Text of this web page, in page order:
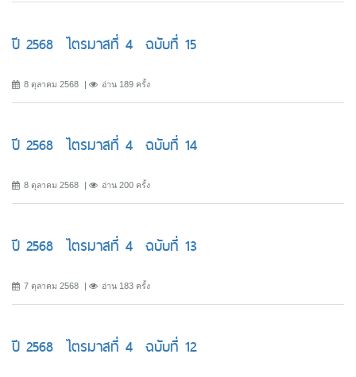
ปี 2568 ไตรมาสที่ 4 ฉบับที่ 15
8 ตุลาคม 2568 อ่าน 189 ครั้ง
ปี 2568 ไตรมาสที่ 4 ฉบับที่ 14
8 ตุลาคม 2568 อ่าน 200 ครั้ง
ปี 2568 ไตรมาสที่ 4 ฉบับที่ 13
7 ตุลาคม 2568 อ่าน 183 ครั้ง
ปี 2568 ไตรมาสที่ 4 ฉบับที่ 12